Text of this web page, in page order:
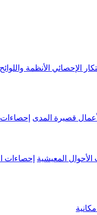
الإحصائي الأنظمة واللوائح
قصيرة المدى إحصاءات
الأحوال المعيشية إحصاءات